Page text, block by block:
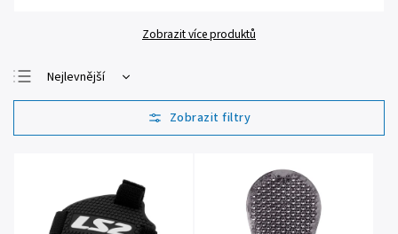
Zobrazit více produktů
Nejlevnější
Nejdražší
Nejprodávanější